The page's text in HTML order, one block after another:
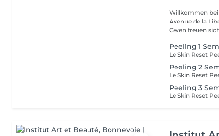
Willkommen
Avenue de la Liberté in
Gwen freuen
Peeling 1
Peeling 2
Peeling 3